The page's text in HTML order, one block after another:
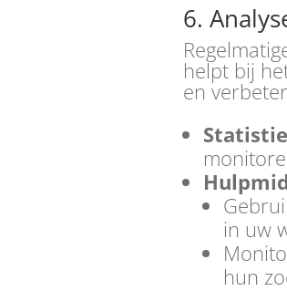
6.
helpt bij
en
in uw
hun